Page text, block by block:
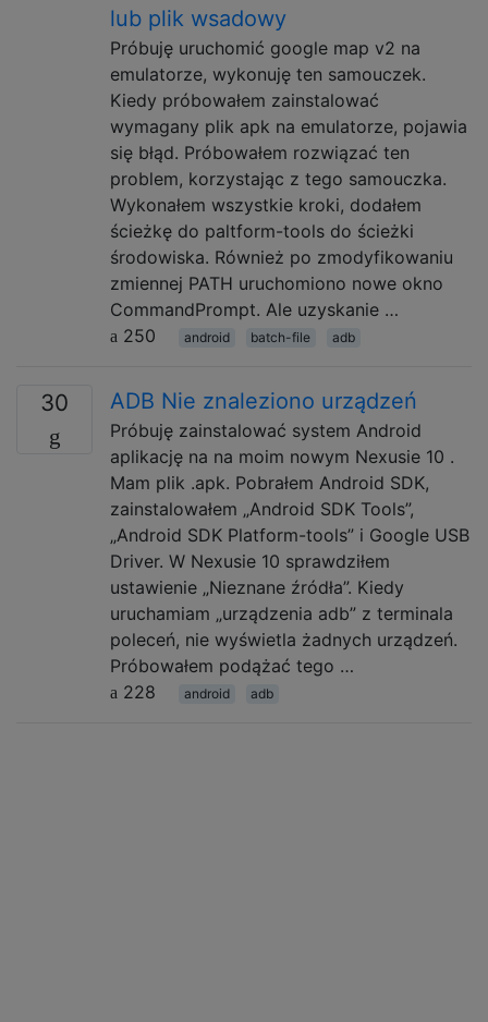
lub plik wsadowy
Próbuję uruchomić google map v2 na
emulatorze, wykonuję ten samouczek.
Kiedy próbowałem zainstalować
wymagany plik apk na emulatorze, pojawia
się błąd. Próbowałem rozwiązać ten
problem, korzystając z tego samouczka.
Wykonałem wszystkie kroki, dodałem
ścieżkę do paltform-tools do ścieżki
środowiska. Również po zmodyfikowaniu
zmiennej PATH uruchomiono nowe okno
CommandPrompt. Ale uzyskanie …
250
android batch-file adb
30 ADB Nie znaleziono urządzeń
Próbuję zainstalować system Android
aplikację na na moim nowym Nexusie 10 .
Mam plik .apk. Pobrałem Android SDK,
zainstalowałem „Android SDK Tools”,
„Android SDK Platform-tools” i Google USB
Driver. W Nexusie 10 sprawdziłem
ustawienie „Nieznane źródła”. Kiedy
uruchamiam „urządzenia adb” z terminala
poleceń, nie wyświetla żadnych urządzeń.
Próbowałem podążać tego …
228
android adb